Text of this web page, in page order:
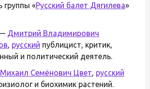
группы «Русский балет Дягилева»
Дмитрий Владимирович
, русский публицист, критик,
и политический деятель.
Михаил Семёнович Цвет, русский
и биохимик растений.